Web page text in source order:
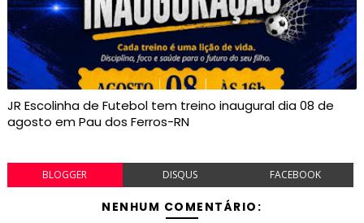
JR Escolinha de Futebol tem treino inaugural dia 08 de
agosto em Pau dos Ferros-RN
BLOGGER DISQUS FACEBOOK
NENHUM COMENTÁRIO: